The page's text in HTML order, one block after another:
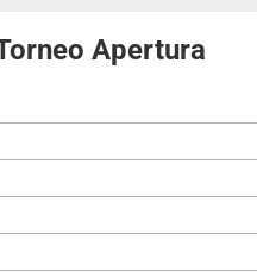
Apertura